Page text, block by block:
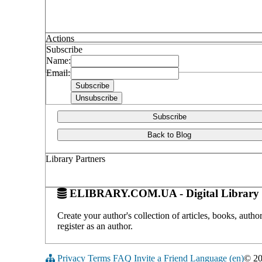
Actions
Subscribe
Name:
Email:
Subscribe
Back to Blog
Library Partners
ELIBRARY.COM.UA - Digital Library
Create your author's collection of articles, books,
register as an author.
Privacy Terms FAQ Invite a Friend Language (en)©